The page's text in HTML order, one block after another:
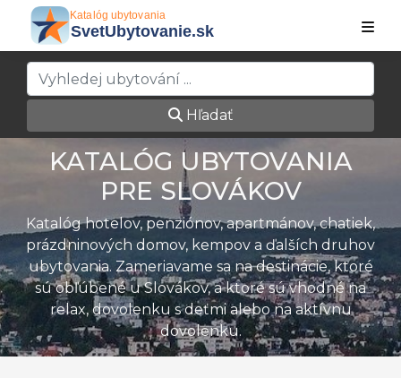
Hľadať
KATALÓG UBYTOVANIA
PRE SLOVÁKOV
Katalóg hotelov, penziónov, apartmánov, chatiek,
prázdninových domov, kempov a ďalších druhov
ubytovania. Zameriavame sa na destinácie, ktoré
sú obľúbené u Slovákov, a ktoré sú vhodné na
relax, dovolenku s deťmi alebo na aktívnu
dovolenku.